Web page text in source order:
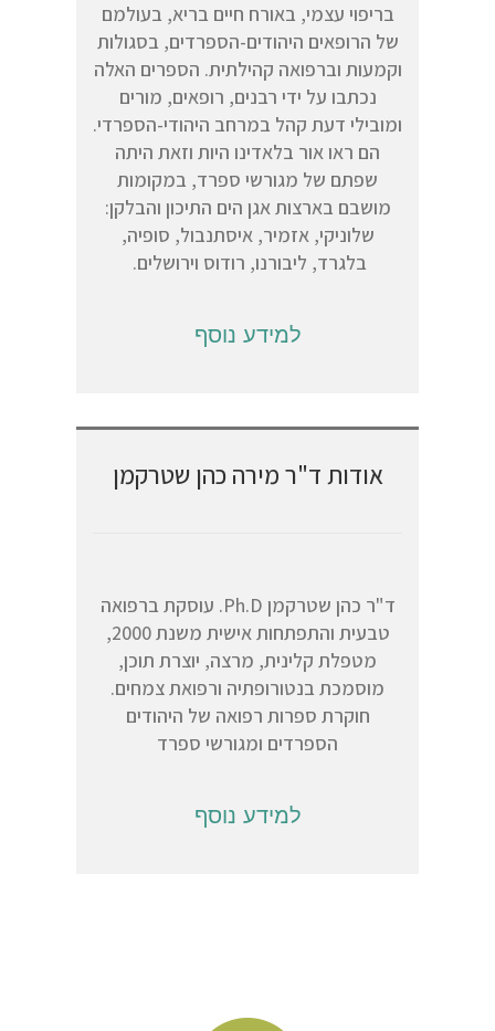
בריפוי עצמי, באורח חיים בריא, בעולמם
של הרופאים היהודים-הספרדים, בסגולות
וקמעות וברפואה קהילתית. הספרים האלה
נכתבו על ידי רבנים, רופאים, מורים
ומובילי דעת קהל במרחב היהודי-הספרדי.
הם ראו אור בלאדינו היות וזאת היתה
שפתם של מגורשי ספרד, במקומות
מושבם בארצות אגן הים התיכון והבלקן:
שלוניקי, אזמיר, איסתנבול, סופיה,
בלגרד, ליבורנו, רודוס וירושלים.
למידע נוסף
אודות ד"ר מירה כהן שטרקמן
ד"ר כהן שטרקמן Ph.D. עוסקת ברפואה
טבעית והתפתחות אישית משנת 2000,
מטפלת קלינית, מרצה, יוצרת תוכן,
מוסמכת בנטורופתיה ורפואת צמחים.
חוקרת ספרות רפואה של היהודים
הספרדים ומגורשי ספרד
למידע נוסף